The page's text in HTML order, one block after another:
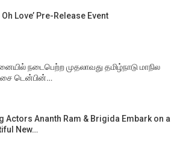
Oh Love’ Pre-Release Event
நடைபெற்ற முதலாவது தமிழ்நாடு மாநில
டென்பின்…
Actors Ananth Ram & Brigida Embark on a
New…